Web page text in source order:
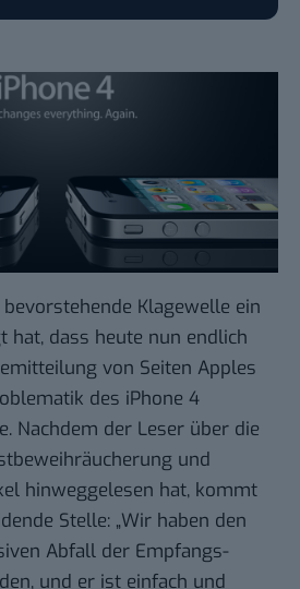
Klagewelle ein
hat, dass heute nun endlich
von Seiten Apples
des iPhone 4
Nachdem der Leser über die
und
hinweggelesen hat, kommt
Stelle: „Wir haben den
Abfall der Empfangs-
und er ist einfach und